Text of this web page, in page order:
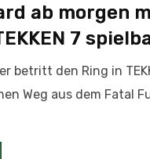
ab morgen
7
betritt den Ring in
Weg aus dem Fatal